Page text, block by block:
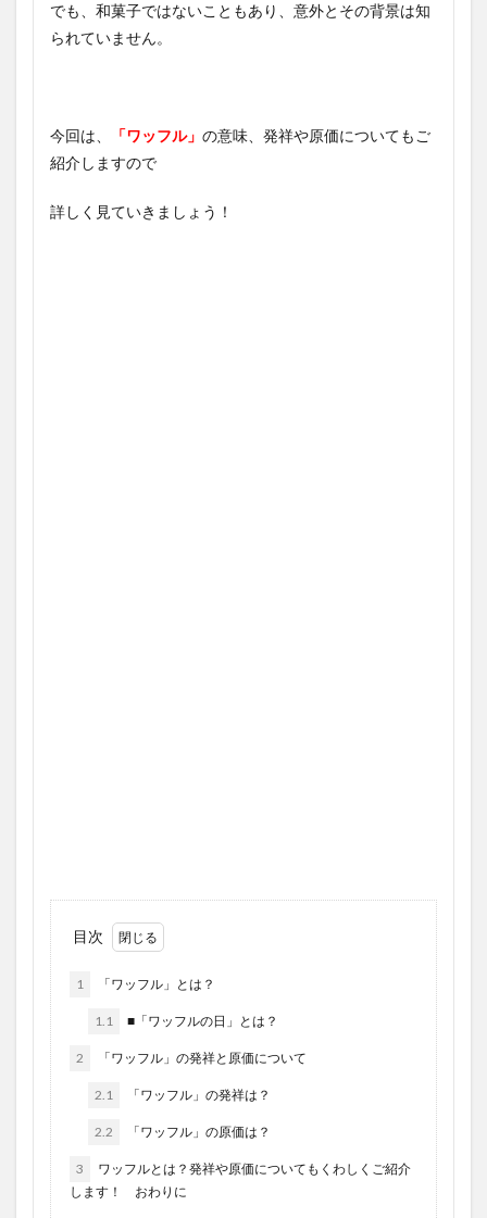
でも、和菓子ではないこともあり、意外とその背景は知
られていません。
今回は、 「ワッフル」 の意味、発祥や原価についてもご
紹介しますので
詳しく見ていきましょう！
目次
1 「ワッフル」とは？
1.1 ■「ワッフルの日」とは？
2 「ワッフル」の発祥と原価について
2.1 「ワッフル」の発祥は？
2.2 「ワッフル」の原価は？
3
ワッフルとは？発祥や原価についてもくわしくご紹介
します！ おわりに